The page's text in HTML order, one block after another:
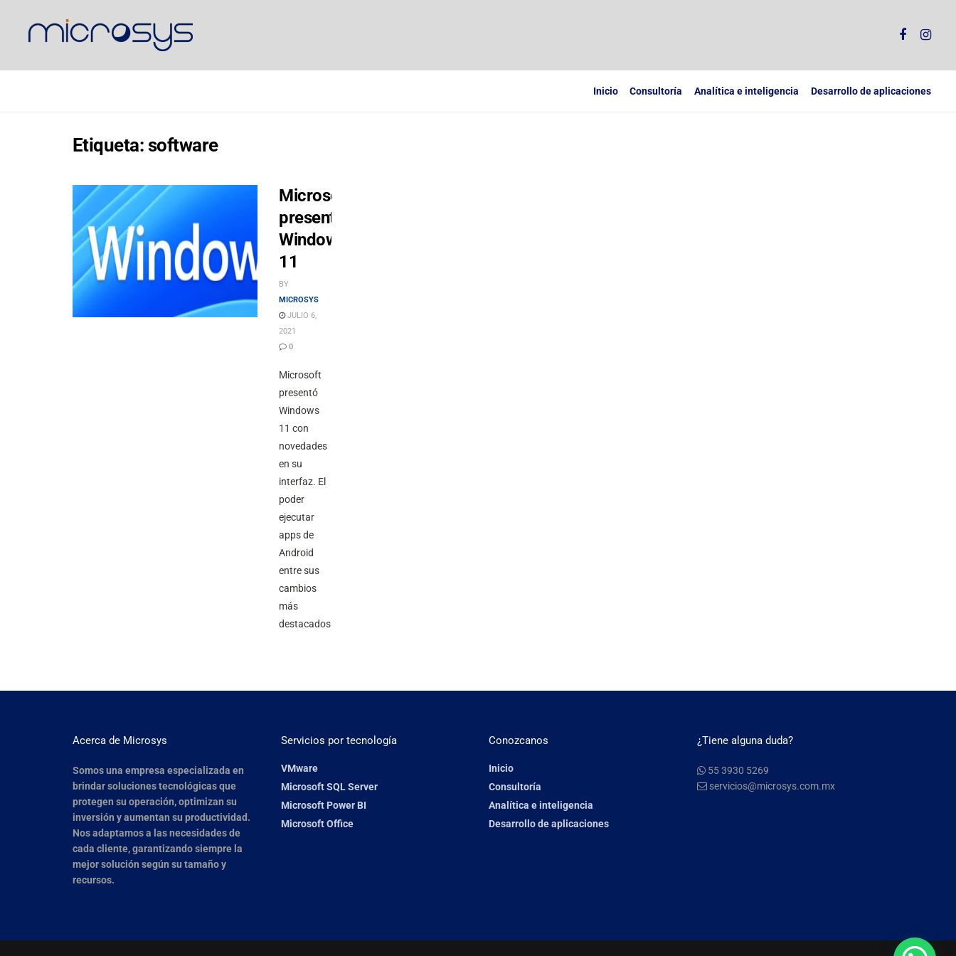
Inicio Consultoría Analítica e inteligencia Desarrollo de aplicaciones
Etiqueta: software
Microsoft
presenta
Windows
11
BY
MICROSYS
JULIO 6,
2021
0
Microsoft
presentó
Windows
11 con
novedades
en su
interfaz. El
poder
ejecutar
apps de
Android
entre sus
cambios
más
destacados.
Acerca de Microsys
Somos una empresa especializada en
brindar soluciones tecnológicas que
protegen su operación, optimizan su
inversión y aumentan su productividad.
Nos adaptamos a las necesidades de
cada cliente, garantizando siempre la
mejor solución según su tamaño y
recursos.
Servicios por tecnología
VMware
Microsoft SQL Server
Microsoft Power BI
Microsoft Office
Conozcanos
Inicio
Consultoría
Analítica e inteligencia
Desarrollo de aplicaciones
¿Tiene alguna duda?
55 3930 5269
servicios@microsys.com.mx